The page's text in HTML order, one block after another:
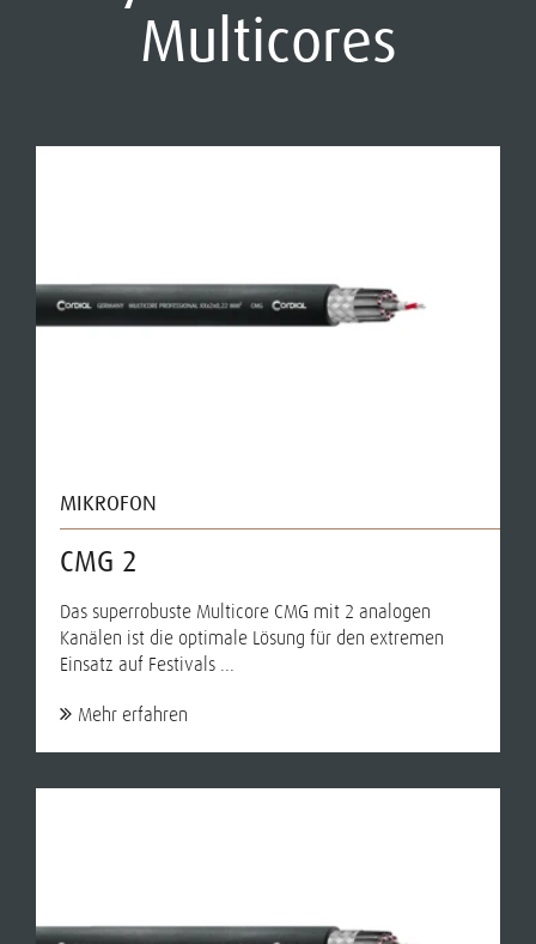
Multicores
MIKROFON
CMG 2
Das superrobuste Multicore CMG mit 2 analogen
Kanälen ist die optimale Lösung für den extremen
Einsatz auf Festivals ...
Mehr erfahren